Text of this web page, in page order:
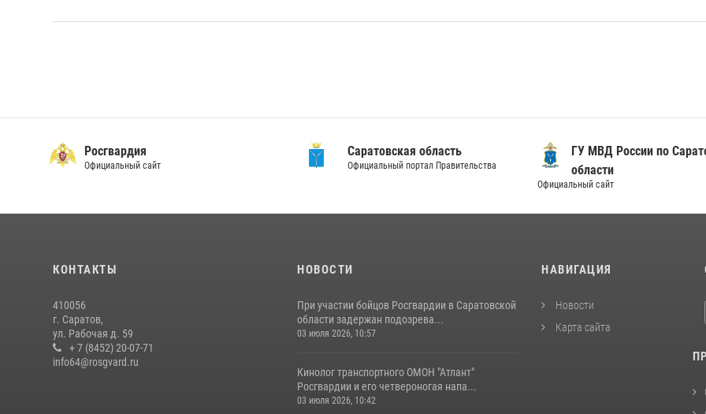
Росгвардия
Официальный сайт
Саратовская область
Официальный портал Правительства
ГУ МВД России по
области
Официальный сайт
КОНТАКТЫ
410056
г. Саратов,
ул. Рабочая д. 59
+ 7 (8452) 20-07-71
info64@rosgvard.ru
НОВОСТИ
При участии бойцов Росгвардии в Саратовской
области задержан подозрева...
03 июля 2026, 10:57
Кинолог транспортного ОМОН "Атлант"
Росгвардии и его четвероногая напа...
03 июля 2026, 10:42
НАВИГАЦИЯ
Новости
Карта сайта